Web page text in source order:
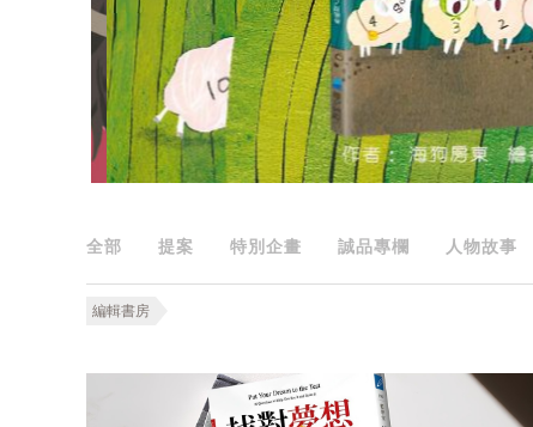
全部 提案 特別企畫 誠品專欄 人物故事
編輯書房